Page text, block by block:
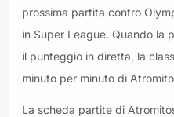
prossima partita contro
in Super League. Quando la
il punteggio in diretta, la
minuto per minuto di
La scheda partite di